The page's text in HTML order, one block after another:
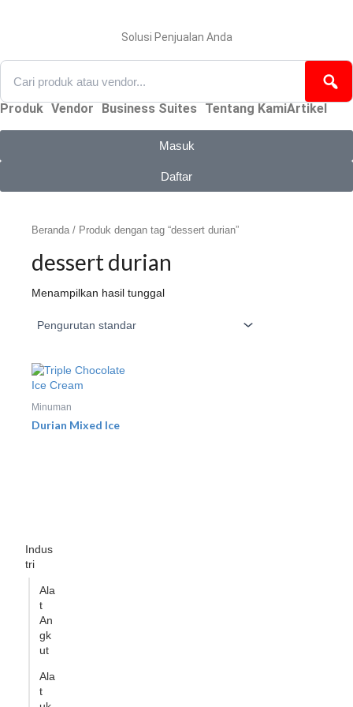
Solusi Penjualan Anda
Produk Vendor Business Suites Tentang KamiArtikel
Masuk
Daftar
Indus
tri
Ala
t
An
gk
ut
Ala
t
Beranda / Produk dengan tag “dessert durian”
dessert durian
Menampilkan hasil tunggal
Minuman
Durian Mixed Ice